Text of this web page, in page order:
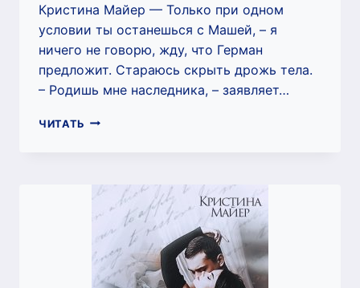
Кристина Майер — Только при одном
условии ты останешься с Машей, – я
ничего не говорю, жду, что Герман
предложит. Стараюсь скрыть дрожь тела.
– Родишь мне наследника, – заявляет…
ЧИТАТЬ СЛЕПОЙ